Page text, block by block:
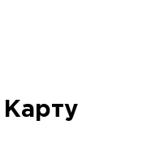
Карту